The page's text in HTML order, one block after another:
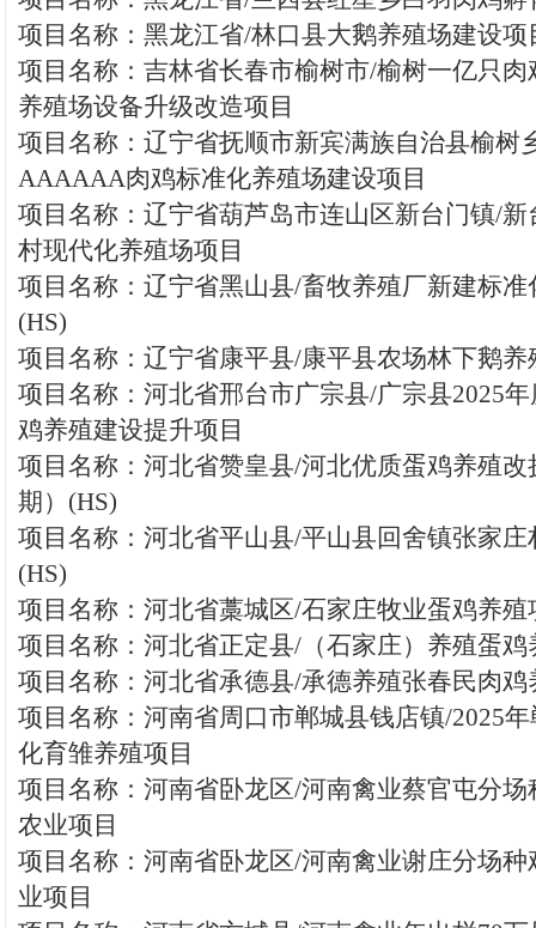
项目名称：黑龙江省/林口县大鹅养殖场建设项
项目名称：吉林省长春市榆树市/榆树一亿只
养殖场设备升级改造项目
项目名称：辽宁省抚顺市新宾满族自治县榆树
AAAAAA肉鸡标准化养殖场建设项目
项目名称：辽宁省葫芦岛市连山区新台门镇/
村现代化养殖场项目
项目名称：辽宁省黑山县/畜牧养殖厂新建标
(HS)
项目名称：辽宁省康平县/康平县农场林下鹅养
项目名称：河北省邢台市广宗县/广宗县2025
鸡养殖建设提升项目
项目名称：河北省赞皇县/河北优质蛋鸡养殖改
期）(HS)
项目名称：河北省平山县/平山县回舍镇张家
(HS)
项目名称：河北省藁城区/石家庄牧业蛋鸡养殖
项目名称：河北省正定县/（石家庄）养殖蛋鸡
项目名称：河北省承德县/承德养殖张春民肉
项目名称：河南省周口市郸城县钱店镇/2025
化育雏养殖项目
项目名称：河南省卧龙区/河南禽业蔡官屯分
农业项目
项目名称：河南省卧龙区/河南禽业谢庄分场
业项目